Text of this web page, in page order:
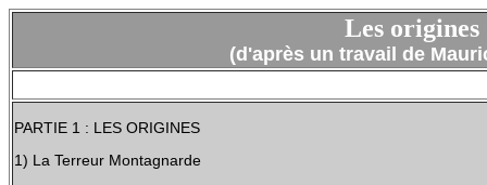
Les origines
(d'après un travail de
PARTIE 1 : LES ORIGINES
1) La Terreur Montagnarde